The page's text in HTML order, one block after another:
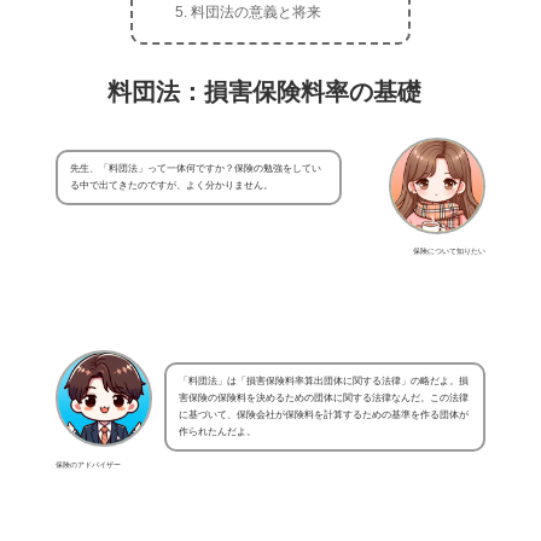
料団法の意義と将来
料団法：損害保険料率の基礎
保険について知りたい
先生、「料団法」って一体何ですか？保険の勉強をしてい
る中で出てきたのですが、よく分かりません。
保険のアドバイザー
「料団法」は「損害保険料率算出団体に関する法律」の略だよ。損
害保険の保険料を決めるための団体に関する法律なんだ。この法律
に基づいて、保険会社が保険料を計算するための基準を作る団体が
作られたんだよ。